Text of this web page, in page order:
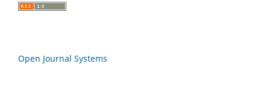
Open Journal Systems